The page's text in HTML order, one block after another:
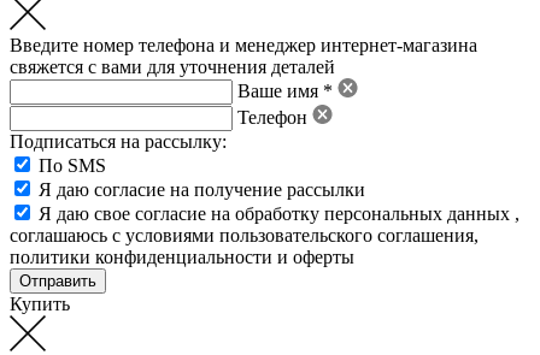
Введите номер телефона и менеджер интернет-магазина
свяжется с вами для уточнения деталей
Ваше имя *
Телефон
Подписаться на рассылку:
По SMS
Я даю согласие на получение рассылки
Я даю свое согласие на обработку персональных данных ,
соглашаюсь с условиями пользовательского соглашения,
политики конфиденциальности и оферты
Купить